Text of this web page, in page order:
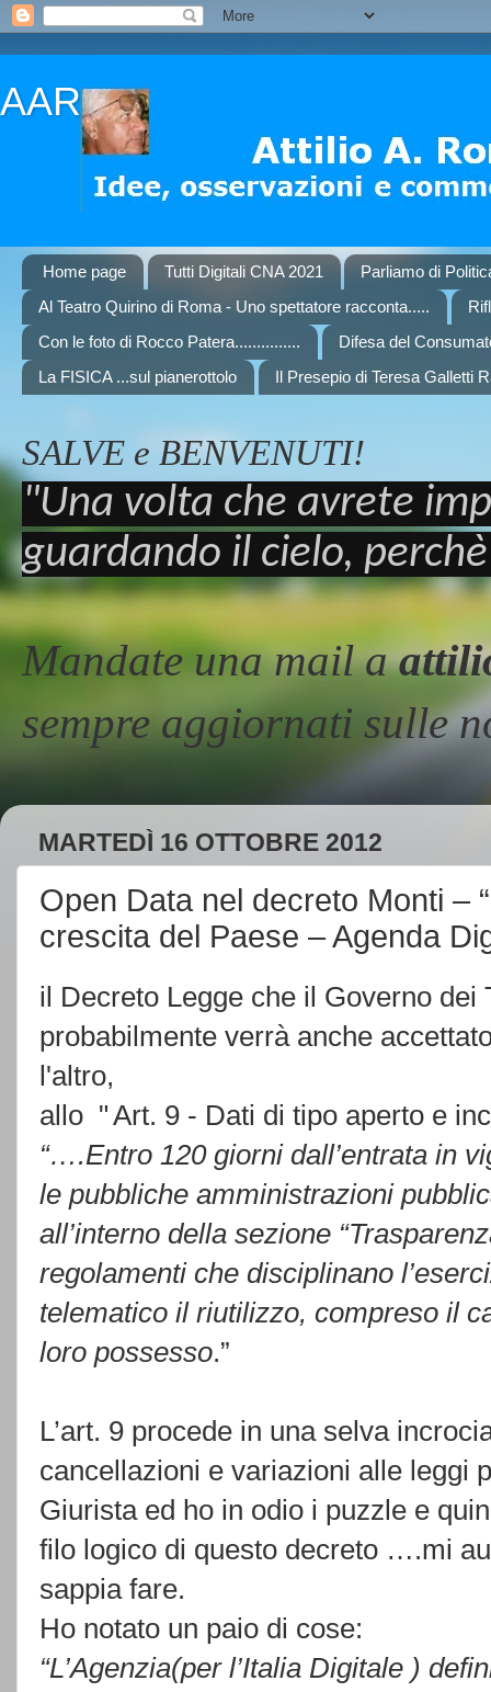
AAR
Home page Tutti Digitali CNA 2021
Parliamo di
Al Teatro Quirino di Roma - Uno spettatore racconta.....
Con le foto di Rocco Patera...............
Difesa del
La FISICA ...sul pianerottolo
Il Presepio di Teresa Galletti
SALVE e BENVENUTI!
"Una volta che avrete
guardando il cielo,
Mandate una mail a
sempre aggiornati sulle
MARTEDÌ 16 OTTOBRE 2012
Open Data nel decreto Monti –
crescita del Paese – Agenda
il Decreto Legge che il Governo dei
probabilmente verrà anche
l'altro,
allo "Art. 9 - Dati di tipo aperto e
“….Entro 120 giorni dall’entrata in
le pubbliche amministrazioni
all’interno della sezione
regolamenti che disciplinano
telematico il riutilizzo, compreso il
loro possesso.”
L’art. 9 procede in una selva
cancellazioni e variazioni alle leggi
Giurista ed ho in odio i puzzle e
filo logico di questo decreto ….mi
sappia fare.
Ho notato un paio di cose:
“L’Agenzia(per l’Italia Digitale )